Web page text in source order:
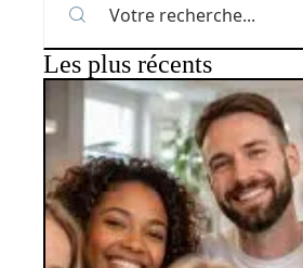
Les plus récents